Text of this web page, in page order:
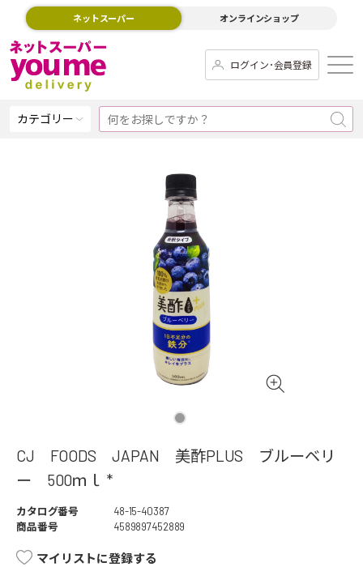
ネットスーパー オンラインショップ
ログイン･会員登録
カテゴリー
CJ FOODS JAPAN 美酢PLUS ブルーベリ
ー 500ｍｌ *
カタログ番号
48-15-40387
商品番号
4589897452889
マイリストに登録する